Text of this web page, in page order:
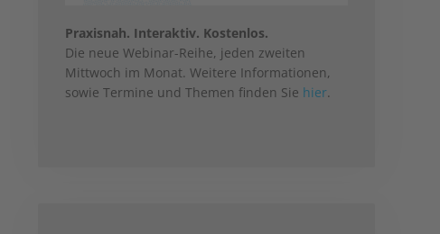
Praxisnah. Interaktiv. Kostenlos.
Die neue Webinar-Reihe, jeden zweiten
Mittwoch im Monat. Weitere Informationen,
sowie Termine und Themen finden Sie hier.